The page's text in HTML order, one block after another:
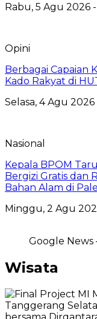
Rabu, 5 Agu 2026
Opini
Berbagai Capaian
Kado Rakyat di
Selasa, 4 Agu 2026
Nasional
Kepala BPOM
Bergizi Gratis dan
Bahan Alam di
Minggu, 2 Agu
Google News
Wisata